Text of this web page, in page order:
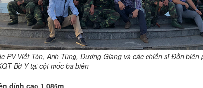
PV Viết Tôn, Anh Tùng, Dương Giang và các chiến sĩ Đồn biên
Bờ Y tại cột mốc ba biên
đỉnh cao 1.086m